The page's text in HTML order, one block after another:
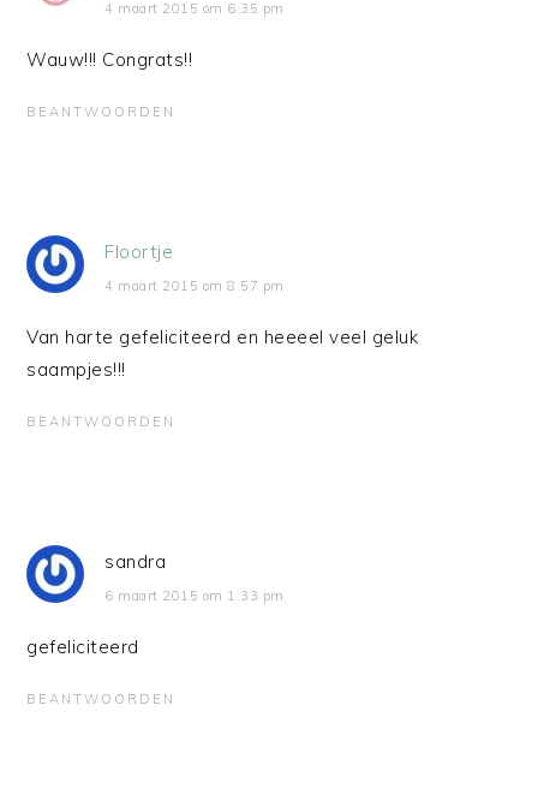
4 maart 2015 om 6:35 pm
Wauw!!! Congrats!!
BEANTWOORDEN
Floortje
4 maart 2015 om 8:57 pm
Van harte gefeliciteerd en heeeel veel geluk
saampjes!!!
BEANTWOORDEN
sandra
6 maart 2015 om 1:33 pm
gefeliciteerd
BEANTWOORDEN